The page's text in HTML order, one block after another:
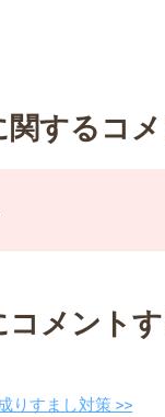
関するコ
コメント
りすまし対策 >>